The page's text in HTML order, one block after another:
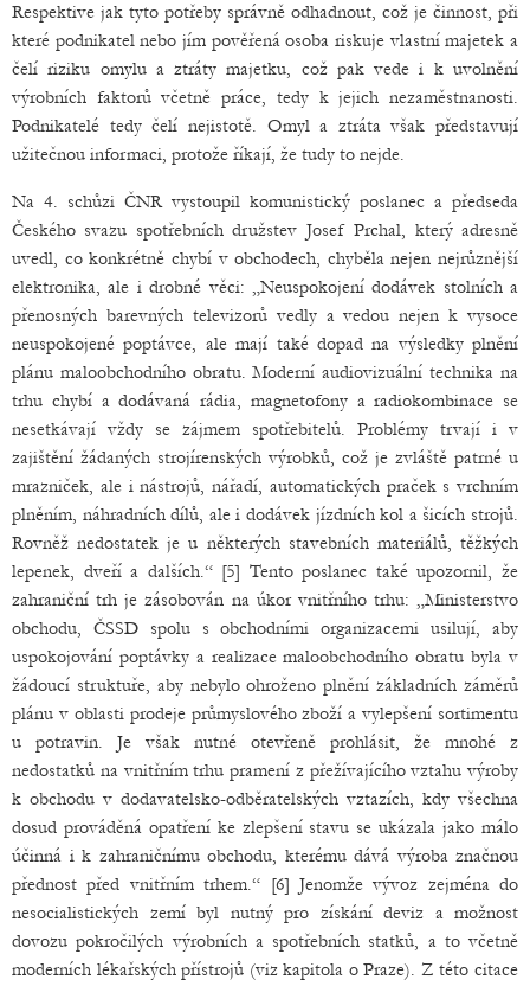
Respektive jak tyto potřeby správně odhadnout, což je činnost, při
které podnikatel nebo jím pověřená osoba riskuje vlastní majetek a
čelí riziku omylu a ztráty majetku, což pak vede i k uvolnění
výrobních faktorů včetně práce, tedy k jejich nezaměstnanosti.
Podnikatelé tedy čelí nejistotě. Omyl a ztráta však představují
užitečnou informaci, protože říkají, že tudy to nejde.
Na 4. schůzi ČNR vystoupil komunistický poslanec a předseda
Českého svazu spotřebních družstev Josef Prchal, který adresně
uvedl, co konkrétně chybí v obchodech, chyběla nejen nejrůznější
elektronika, ale i drobné věci: „Neuspokojení dodávek stolních a
přenosných barevných televizorů vedly a vedou nejen k vysoce
neuspokojené poptávce, ale mají také dopad na výsledky plnění
plánu maloobchodního obratu. Moderní audiovizuální technika na
trhu chybí a dodávaná rádia, magnetofony a radiokombinace se
nesetkávají vždy se zájmem spotřebitelů. Problémy trvají i v
zajištění žádaných strojírenských výrobků, což je zvláště patrné u
mrazniček, ale i nástrojů, nářadí, automatických praček s vrchním
plněním, náhradních dílů, ale i dodávek jízdních kol a šicích strojů.
Rovněž nedostatek je u některých stavebních materiálů, těžkých
lepenek, dveří a dalších.“ [5] Tento poslanec také upozornil, že
zahraniční trh je zásobován na úkor vnitřního trhu: „Ministerstvo
obchodu, ČSSD spolu s obchodními organizacemi usilují, aby
uspokojování poptávky a realizace maloobchodního obratu byla v
žádoucí struktuře, aby nebylo ohroženo plnění základních záměrů
plánu v oblasti prodeje průmyslového zboží a vylepšení sortimentu
u potravin. Je však nutné otevřeně prohlásit, že mnohé z
nedostatků na vnitřním trhu pramení z přežívajícího vztahu výroby
k obchodu v dodavatelsko-odběratelských vztazích, kdy všechna
dosud prováděná opatření ke zlepšení stavu se ukázala jako málo
účinná i k zahraničnímu obchodu, kterému dává výroba značnou
přednost před vnitřním trhem.“ [6] Jenomže vývoz zejména do
nesocialistických zemí byl nutný pro získání deviz a možnost
dovozu pokročilých výrobních a spotřebních statků, a to včetně
moderních lékařských přístrojů (viz kapitola o Praze). Z této citace